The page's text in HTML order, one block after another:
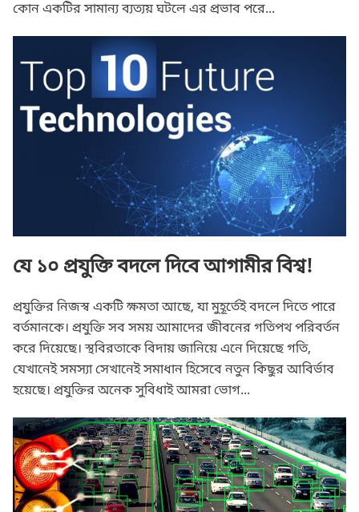
কোন একটির সামান্য ব্যত্যয় ঘটলে এর প্রভাব পরে...
যে ১০ প্রযুক্তি বদলে দিবে আগামীর বিশ্ব!
প্রযুক্তির নিজস্ব একটি ক্ষমতা আছে, যা মুহূর্তেই বদলে দিতে পারে
বর্তমানকে। প্রযুক্তি সব সময় আমাদের জীবনের গতিপথ পরিবর্তন
করে দিয়েছে। স্থবিরতাকে বিদায় জানিয়ে এনে দিয়েছে গতি,
যেখানেই সমস্যা সেখানেই সমাধান হিসেবে নতুন কিছুর আবির্ভাব
হয়েছে। প্রযুক্তির অনেক সুবিধাই আমরা ভোগ...